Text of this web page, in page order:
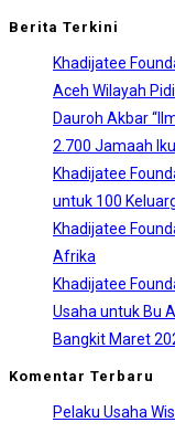
Berita Terkini
Khadijatee
Aceh Wilayah
Dauroh Akbar
2.700 Jamaah
Khadijatee
untuk 100
Khadijatee
Afrika
Khadijatee
Usaha untuk Bu
Bangkit Maret
Komentar Terbaru
Pelaku Usaha